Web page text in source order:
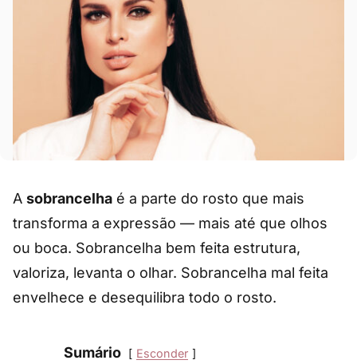
A sobrancelha é a parte do rosto que mais
transforma a expressão — mais até que olhos
ou boca. Sobrancelha bem feita estrutura,
valoriza, levanta o olhar. Sobrancelha mal feita
envelhece e desequilibra todo o rosto.
Sumário Esconder